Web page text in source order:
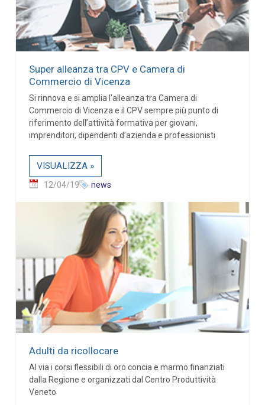
Super alleanza tra CPV e Camera di
Commercio di Vicenza
Si rinnova e si amplia l’alleanza tra Camera di
Commercio di Vicenza e il CPV sempre più punto di
riferimento dell’attività formativa per giovani,
imprenditori, dipendenti d’azienda e professionisti
VISUALIZZA »
12/04/19 news
Adulti da ricollocare
Al via i corsi flessibili di oro concia e marmo finanziati
dalla Regione e organizzati dal Centro Produttività
Veneto